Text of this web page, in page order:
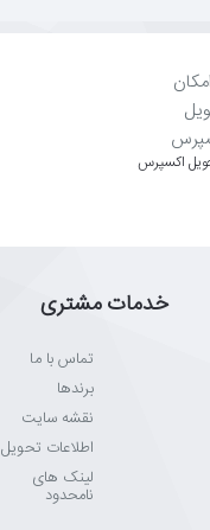
اﮐﺴﭙﺮس
خدمات مشتری
تماس با ما
برندها
نقشه سایت
اطلاعات تحویل
لینک های
نامحدود